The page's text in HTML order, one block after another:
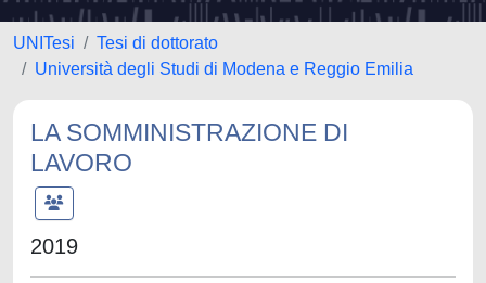
UNITesi
Tesi di dottorato
Università degli Studi di Modena e Reggio Emilia
LA SOMMINISTRAZIONE DI
LAVORO
2019